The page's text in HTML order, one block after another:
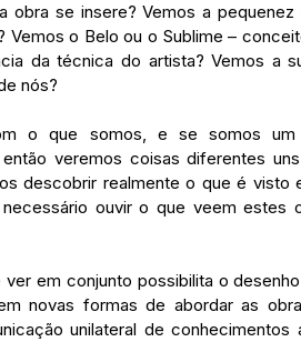
obra se insere? Vemos a
Vemos o Belo ou o Sublime –
da técnica do artista? Vemos a
nós?
o que somos, e se somos um
veremos coisas diferentes
descobrir realmente o que é visto
ouvir o que veem estes
em conjunto possibilita o
novas formas de abordar as
unilateral de conhecimentos